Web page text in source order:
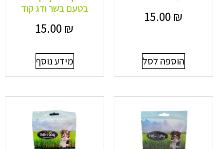
15.00₪
הוספה לסל
בטעם בשר ודג קוד
15.00₪
מידע נוסף